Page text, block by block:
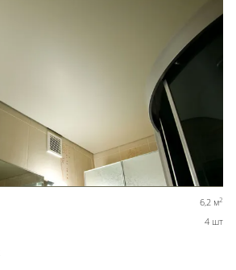
6,2 м2
4 шт